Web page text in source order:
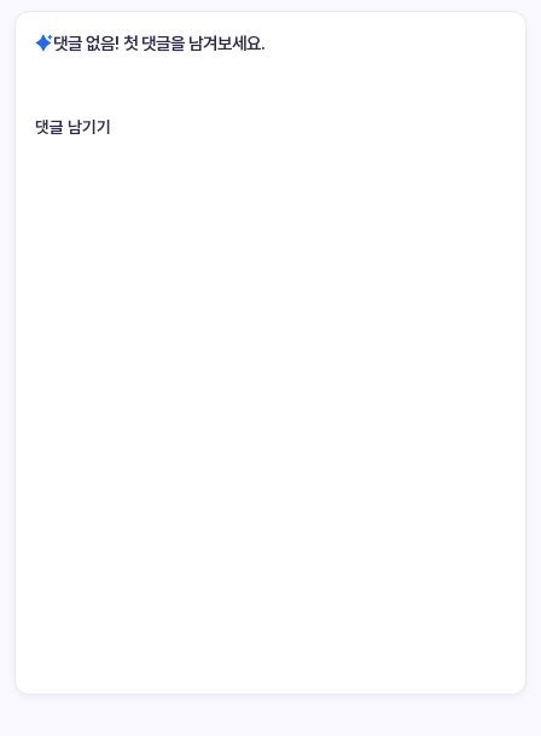
댓글 없음! 첫 댓글을 남겨보세요.
댓글 남기기